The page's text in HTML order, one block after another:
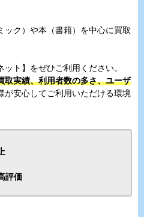
ク）や本（書籍）を中心に買取
ト】をぜひご利用ください。
取実績、利用者数の多さ、ユーザ
が安心してご利用いただける環境
評価